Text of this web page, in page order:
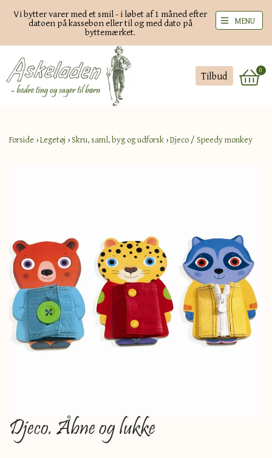
Vi bytter varer med et smil - i løbet af 1 måned efter
datoen på kassebon eller til og med dato på
byttemærket.
Tilbud 0
MENU
Forside ›Legetøj ›Skru, saml, byg og udforsk ›Djeco / Speedy monkey
Djeco. Åbne og lukke